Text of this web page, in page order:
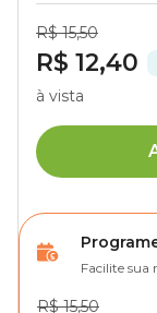
R$ 15,50
R$ 12,40
à vista
Facilite
R$ 15,50